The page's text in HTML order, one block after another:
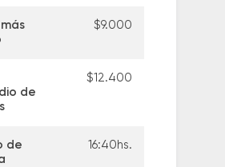
$9.000
de
$12.400
de
16:40hs.